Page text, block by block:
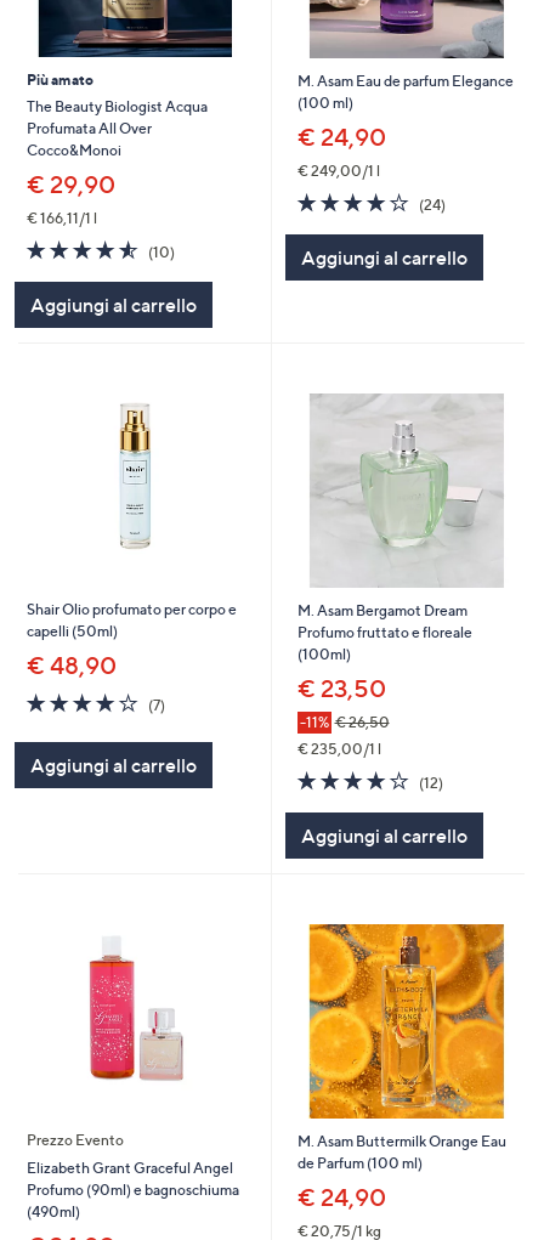
Più amato
The Beauty Biologist Acqua
Profumata All Over
Cocco&Monoi
€ 29,90
€ 166,11/1 l
4.5
of
Stars
(10)10
Aggiungi al carrello
M. Asam Eau de parfum Elegance
(100 ml)
€ 24,90
€ 249,00/1 l
3.8
of
Stars
(24)24
Aggiungi al carrello
Shair Olio profumato per corpo e
capelli (50ml)
€ 48,90
3.9
of
5
Stars
(7)7
Aggiungi al carrello
M. Asam Bergamot Dream
Profumo fruttato e floreale
(100ml)
€ 23,50
-11% € 26,50
€ 235,00/1 l
3.9
of
Stars
(12)12
Aggiungi al carrello
Prezzo Evento
Elizabeth Grant Graceful Angel
Profumo (90ml) e bagnoschiuma
(490ml)
M. Asam Buttermilk Orange Eau
de Parfum (100 ml)
€ 24,90
€ 20,75/1 kg